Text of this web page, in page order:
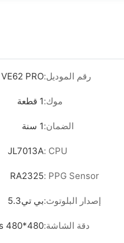
رقم الموديل:VE62 PRO
موك:1 قطعة
الضمان:1 سنة
CPU :
JL7013A
PPG Sensor :
RA2325
إصدار البلوتوث:بي تي5.3
دقة الشاشة:480*480 Pixels